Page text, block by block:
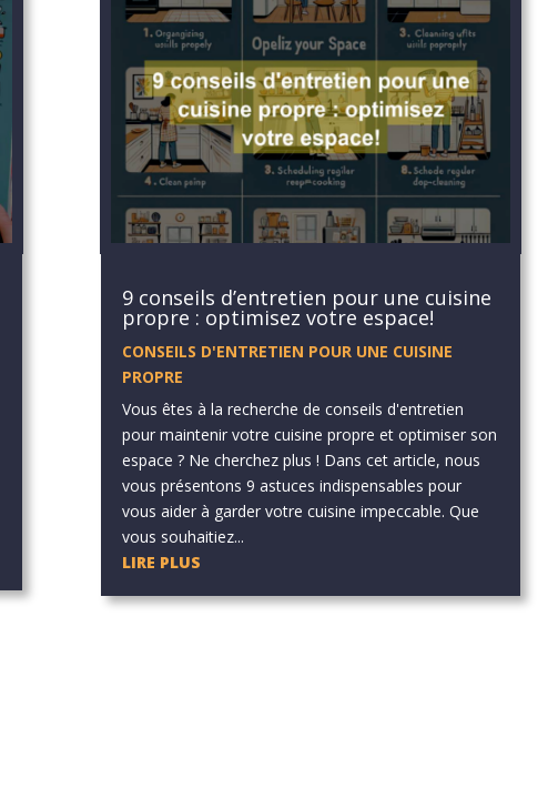
9 conseils d’entretien pour une cuisine
propre : optimisez votre espace!
CONSEILS D'ENTRETIEN POUR UNE CUISINE
PROPRE
Vous êtes à la recherche de conseils d'entretien
pour maintenir votre cuisine propre et optimiser son
espace ? Ne cherchez plus ! Dans cet article, nous
vous présentons 9 astuces indispensables pour
vous aider à garder votre cuisine impeccable. Que
vous souhaitiez...
LIRE PLUS